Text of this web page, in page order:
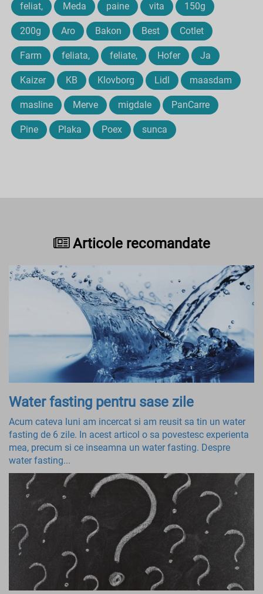
feliat, Meda paine vita 150g
200g Aro Bakon Best Cotlet
Farm feliata, feliate, Hofer Ja
Kaizer KB Klovborg Lidl maasdam
masline Merve migdale PanCarre
Pine Plaka Poex sunca
Articole recomandate
Water fasting pentru sase zile
Acum cateva luni am incercat si am reusit sa tin un water
fasting de 6 zile. In acest articol o sa povestesc experienta
mea, precum si ce inseamna un water fasting. Despre
water fasting...